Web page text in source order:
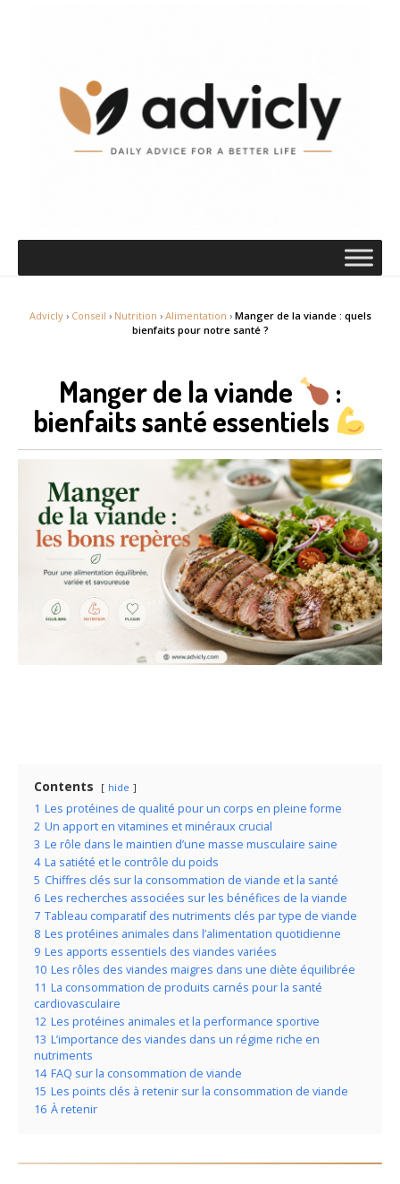
Advicly› Conseil › Nutrition › Alimentation › Manger de la viande : quels
bienfaits pour notre santé ?
Manger de la viande
:
bienfaits santé essentiels
Contents hide
1 Les protéines de qualité pour un corps en pleine forme
2 Un apport en vitamines et minéraux crucial
3 Le rôle dans le maintien d’une masse musculaire saine
4 La satiété et le contrôle du poids
5 Chiffres clés sur la consommation de viande et la santé
6 Les recherches associées sur les bénéfices de la viande
7 Tableau comparatif des nutriments clés par type de viande
8 Les protéines animales dans l’alimentation quotidienne
9 Les apports essentiels des viandes variées
10 Les rôles des viandes maigres dans une diète équilibrée
11 La consommation de produits carnés pour la santé
cardiovasculaire
12 Les protéines animales et la performance sportive
13 L’importance des viandes dans un régime riche en
nutriments
14 FAQ sur la consommation de viande
15 Les points clés à retenir sur la consommation de viande
16 À retenir